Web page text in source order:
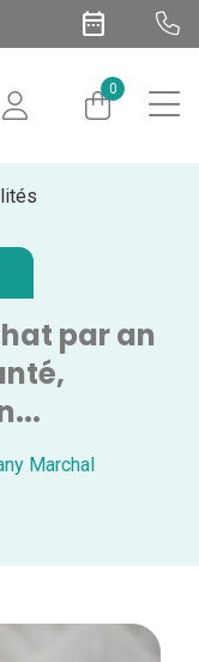
date_range
0
par an
Marchal